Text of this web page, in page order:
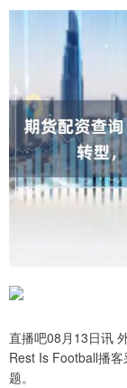
直播吧08月13日讯
Rest Is Football播
题。